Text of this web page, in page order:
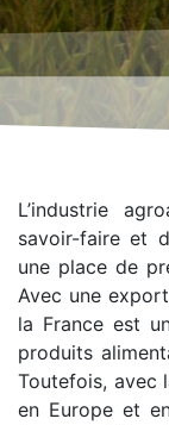
L’industrie
savoir-faire et
une place de
Avec une
la France est
produits
Toutefois, avec
en Europe et